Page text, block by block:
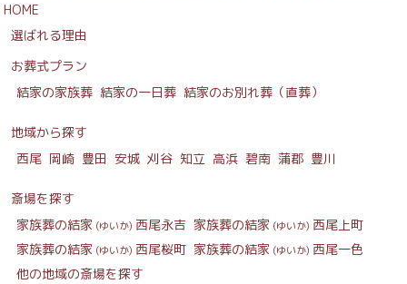
HOME
選ばれる理由
お葬式プラン
結家の家族葬 結家の一日葬 結家のお別れ葬（直葬）
地域から探す
西尾 岡崎 豊田 安城 刈谷 知立 高浜 碧南 蒲郡 豊川
斎場を探す
家族葬の結家 (ゆいか) 西尾永吉 家族葬の結家 (ゆいか) 西尾上町
家族葬の結家 (ゆいか) 西尾桜町 家族葬の結家 (ゆいか) 西尾一色
他の地域の斎場を探す